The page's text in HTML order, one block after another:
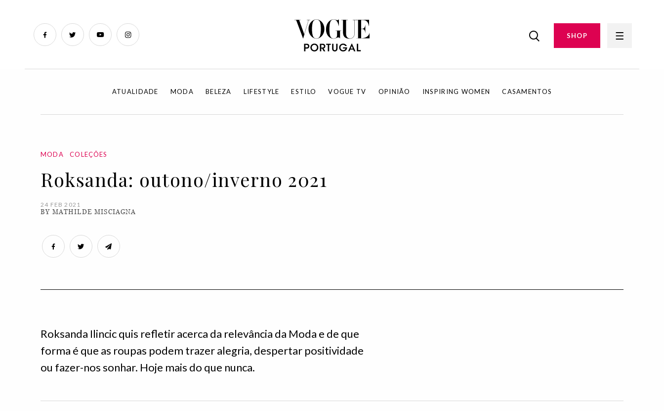
SHOP
ATUALIDADE MODA BELEZA LIFESTYLE ESTILO VOGUE TV OPINIÃO INSPIRING WOMEN CASAMENTOS
MODA COLEÇÕES
Roksanda: outono/inverno 2021
24 FEB 2021
BY MATHILDE MISCIAGNA
Roksanda Ilincic quis refletir acerca da relevância da Moda e de que
forma é que as roupas podem trazer alegria, despertar positividade
ou fazer-nos sonhar. Hoje mais do que nunca.